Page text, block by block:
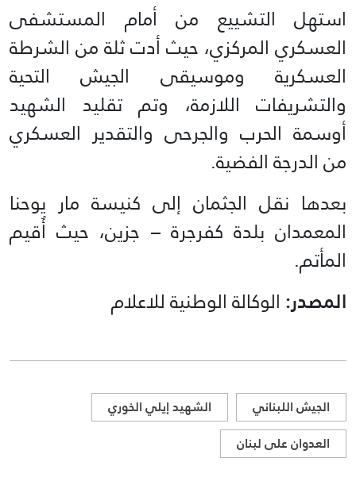
استهل التشييع من أمام المستشفى
العسكري المركزي، حيث أدت ثلة من الشرطة
العسكرية وموسيقى الجيش التحية
والتشريفات اللازمة، وتم تقليد الشهيد
أوسمة الحرب والجرحى والتقدير العسكري
من الدرجة الفضية.
بعدها نقل الجثمان إلى كنيسة مار يوحنا
المعمدان بلدة كفرجرة – جزين، حيث أُقيم
المأتم.
المصدر: الوكالة الوطنية للاعلام
الجيش اللبناني
الشهيد إيلي الخوري
العدوان على لبنان